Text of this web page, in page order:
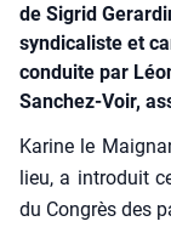
de Sigrid
syndicaliste et
conduite par
Sanchez-Voir,
Karine le
lieu, a intro­duit
du Congrès des